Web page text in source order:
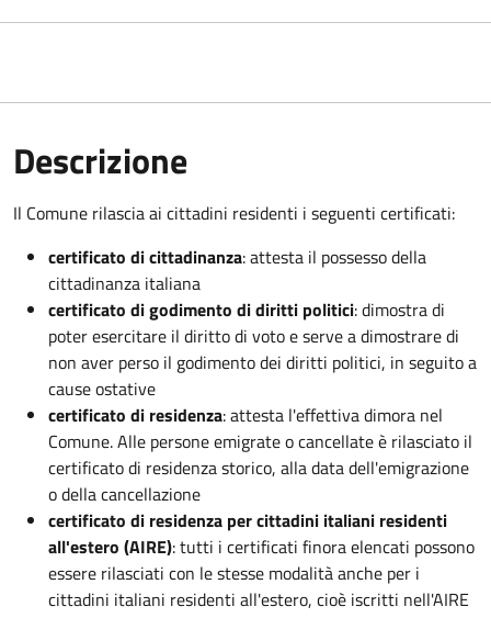
Descrizione
Il Comune rilascia ai cittadini residenti i seguenti certificati:
certificato di cittadinanza: attesta il possesso della
cittadinanza italiana
certificato di godimento di diritti politici: dimostra di
poter esercitare il diritto di voto e serve a dimostrare di
non aver perso il godimento dei diritti politici, in seguito a
cause ostative
certificato di residenza: attesta l'effettiva dimora nel
Comune. Alle persone emigrate o cancellate è rilasciato il
certificato di residenza storico, alla data dell'emigrazione
o della cancellazione
certificato di residenza per cittadini italiani residenti
all'estero (AIRE): tutti i certificati finora elencati possono
essere rilasciati con le stesse modalità anche per i
cittadini italiani residenti all'estero, cioè iscritti nell'AIRE